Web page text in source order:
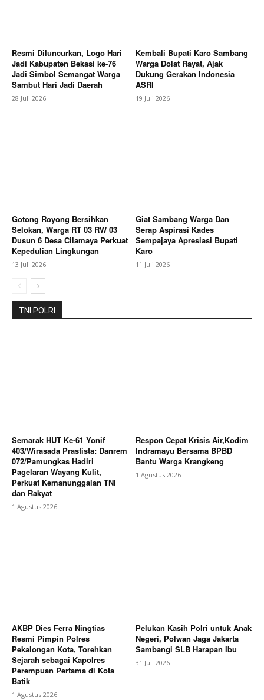
Contact us
Subscription Plans
My account
Bagikan Artikel
Berita Lainnya Perkuat Pengawasan, Pemkab Bekasi
Resmi Diluncurkan, Logo Hari
Jadi Kabupaten Bekasi ke-76
Jadi Simbol Semangat Warga
Sambut Hari Jadi Daerah
28 Juli 2026
Kembali Bupati Karo Sambang
Warga Dolat Rayat, Ajak
Dukung Gerakan Indonesia
ASRI
19 Juli 2026
Gotong Royong Bersihkan
Selokan, Warga RT 03 RW 03
Dusun 6 Desa Cilamaya Perkuat
Kepedulian Lingkungan
13 Juli 2026
Giat Sambang Warga Dan
Serap Aspirasi Kades
Sempajaya Apresiasi Bupati
Karo
11 Juli 2026
TNI POLRI
Semarak HUT Ke-61 Yonif
403/Wirasada Prastista: Danrem
072/Pamungkas Hadiri
Pagelaran Wayang Kulit,
Perkuat Kemanunggalan TNI
dan Rakyat
1 Agustus 2026
Respon Cepat Krisis Air,Kodim
Indramayu Bersama BPBD
Bantu Warga Krangkeng
1 Agustus 2026
AKBP Dies Ferra Ningtias
Resmi Pimpin Polres
Pekalongan Kota, Torehkan
Sejarah sebagai Kapolres
Perempuan Pertama di Kota
Batik
1 Agustus 2026
Pelukan Kasih Polri untuk Anak
Negeri, Polwan Jaga Jakarta
Sambangi SLB Harapan Ibu
31 Juli 2026